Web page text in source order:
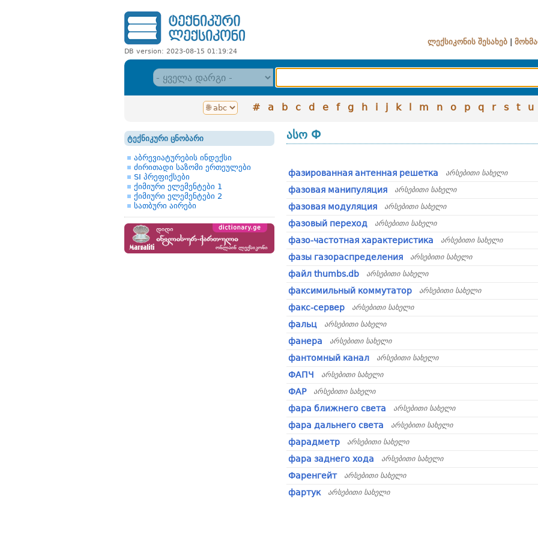
DB version: 2023-08-15 01:19:24
ლექსიკონის შესახებ
# a b c d e f g h i j k l m n o p q r s t u
ტექნიკური ცნობარი
აბრევიატურების ინდექსი
ძირითადი საზომი ერთეულები
SI პრეფიქსები
ქიმიური ელემენტები 1
ქიმიური ელემენტები 2
სათბური აირები
ასო Ф
фазированная антенная решетка არსებითი სახელი
фазовая манипуляция არსებითი სახელი
фазовая модуляция არსებითი სახელი
фазовый переход არსებითი სახელი
фазо-частотная характеристика არსებითი სახელი
фазы газораспределения არსებითი სახელი
файл thumbs.db არსებითი სახელი
факсимильный коммутатор არსებითი სახელი
факс-сервер არსებითი სახელი
фальц არსებითი სახელი
фанера არსებითი სახელი
фантомный канал არსებითი სახელი
ФАПЧ არსებითი სახელი
ФАР არსებითი სახელი
фара ближнего света არსებითი სახელი
фара дальнего света არსებითი სახელი
фарадметр არსებითი სახელი
фара заднего хода არსებითი სახელი
Фаренгейт არსებითი სახელი
фартук არსებითი სახელი